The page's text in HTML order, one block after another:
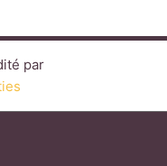
YOUTUBE